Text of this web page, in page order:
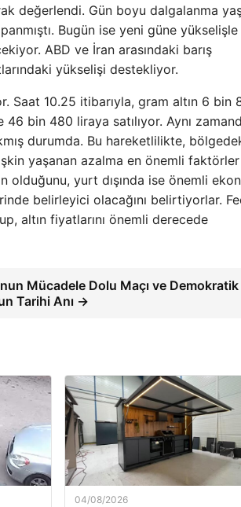
değerlendi. Gün boyu dalgalanma
Bugün ise yeni güne yükselişle
ABD ve İran arasındaki barış
yükselişi destekliyor.
Saat 10.25 itibarıyla, gram altın 6 bin
46 bin 480 liraya satılıyor. Aynı
durumda. Bu hareketlilikte,
yaşanan azalma en önemli faktörler
olduğunu, yurt dışında ise önemli
belirleyici olacağını belirtiyorlar.
altın fiyatlarını önemli derecede
Mücadele Dolu Maçı ve Demokratik
Tarihi Anı →
04/08/2026